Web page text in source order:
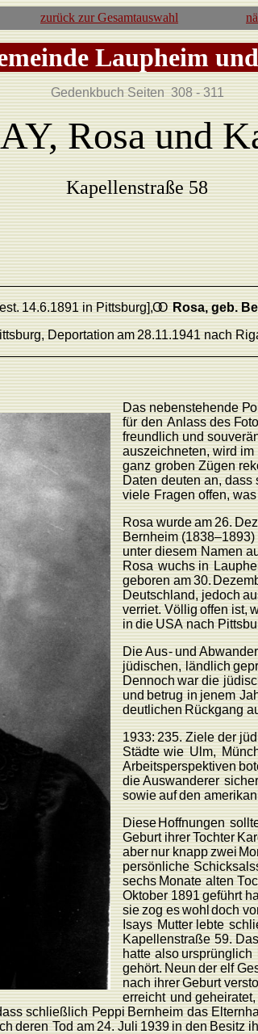
zurück zur Gesamtauswahl
Laupheim
Gedenkbuch Seiten 308 - 311
Rosa und
Kapellenstraße 58
14.6.1891 in Pittsburg],OO Rosa, geb.
g,Deportation am28.11.1941 nach
DasnebenstehendeP
für den Anlass desF
freundlich und
auszeichneten, wird im
ganz groben Zügen
Daten deuten an, dass
viele Fragenoffen, was
Rosa wurdeam26.
Bernheim (1838–1893)
unter diesem Namen
Rosa wuchs in L
geborenam30.
Deutschland, jedoch
verriet. Völligoffen ist,
indie USA nach
Die Aus-und
jüdischen, ländlich
Dennochwar die
undbetrug in jenem
deutlichenRückgang
1933:235. Ziele der
Städte wie Ulm,
Arbeitsperspektiven
dieAuswanderer sicher
sowieauf den
DieseHoffnungen
Geburt ihrerTochterK
aber nurknappzwei
persönliche
sechsMonate alten T
Oktober 1891geführt
siezog eswohldochvo
Isays Mutter lebte
Kapellenstraße 59. Das
hatte also ursprünglich
gehört.Neunder elf
nach ihrerGeburt
erreicht und geheiratet,
schließlich PeppiBernheim das
deren Tod am 24. Juli1939in denBesitz